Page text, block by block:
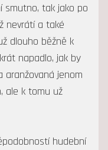
smutno, tak jako po
nevrátí a také
dlouho běžně k
napadlo, jak by
aranžovaná jenom
ale k tomu už
hudební